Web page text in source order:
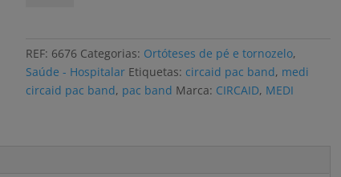
pé
REF: 6676 Categorias: Ortóteses de pé e tornozelo,
Saúde - Hospitalar Etiquetas: circaid pac band, medi
circaid pac band, pac band Marca: CIRCAID, MEDI